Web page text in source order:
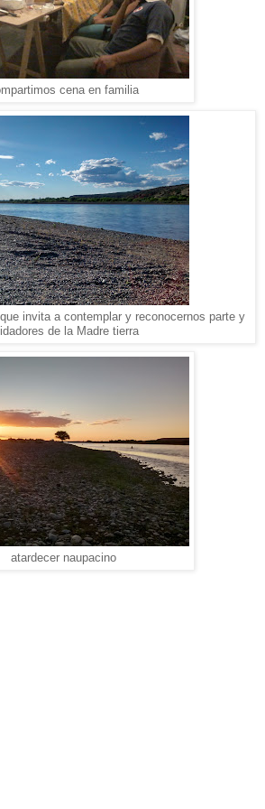
cena en familia
invita a contemplar y reconocernos parte y
de la Madre tierra
atardecer naupacino